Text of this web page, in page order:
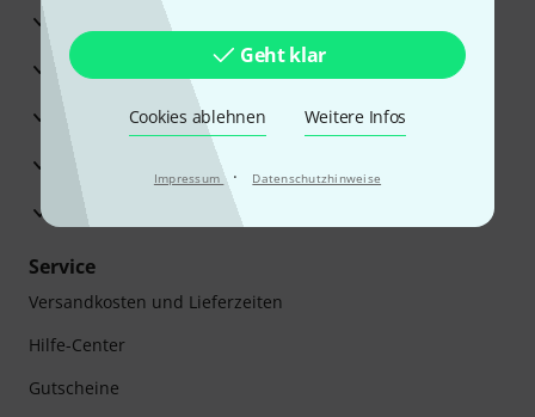
Geht klar
Cookies ablehnen Weitere Infos
Impressum · Datenschutzhinweise
30 Tage Money-Back-Garantie
Reparaturservice
Beratung durch Fachexperten
Zufriedenheitsgarantie
Europas größtes Versandlager
Service
Versandkosten und Lieferzeiten
Hilfe-Center
Gutscheine